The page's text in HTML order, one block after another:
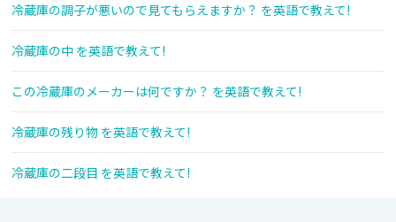
冷蔵庫の調子が悪いので見てもらえますか？ を英語で教えて!
冷蔵庫の中 を英語で教えて!
この冷蔵庫のメーカーは何ですか？ を英語で教えて!
冷蔵庫の残り物 を英語で教えて!
冷蔵庫の二段目 を英語で教えて!